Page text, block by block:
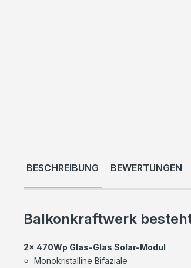
BESCHREIBUNG BEWERTUNGEN
Balkonkraftwerk
2x 470Wp Glas-Glas Solar-Modul
Monokristalline Bifaziale